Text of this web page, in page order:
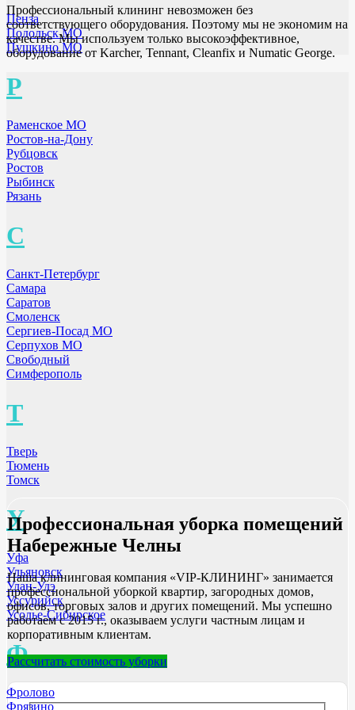
Пенза
Подольск МО
Пушкино МО
Р
Раменское МО
Ростов-на-Дону
Рубцовск
Ростов
Рыбинск
Рязань
С
Санкт-Петербург
Самара
Саратов
Смоленск
Сергиев-Посад МО
Серпухов МО
Свободный
Симферополь
Т
Тверь
Тюмень
Томск
У
Уфа
Ульяновск
Улан-Удэ
Уссурийск
Усолье-Сибирское
Ф
Фролово
Фрязино
Профессиональный клининг невозможен без
соответствующего оборудования. Поэтому мы не экономим на
качестве. Мы используем только высокоэффективное,
оборудование от Karcher, Tennant, Cleanfix и Numatic George.
Профессиональная уборка помещений
Набережные Челны
Наша клининговая компания «VIP-КЛИНИНГ» занимается
профессиональной уборкой квартир, загородных домов,
офисов, торговых залов и других помещений. Мы успешно
работаем с 2015 г., оказываем услуги частным лицам и
корпоративным клиентам.
Рассчитать стоимость уборки